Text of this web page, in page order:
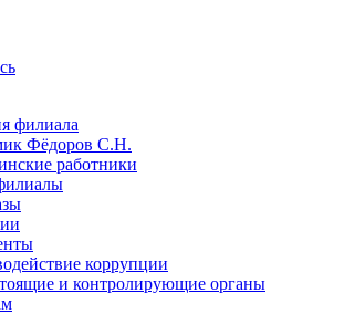
филиала
Фёдоров С.Н.
работники
коррупции
и контролирующие органы